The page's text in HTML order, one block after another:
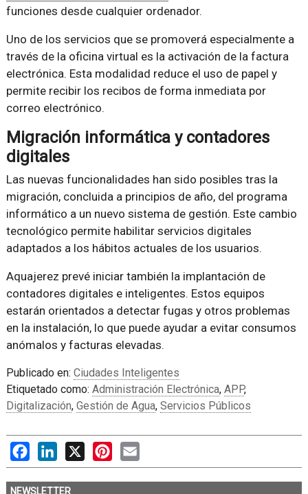
funciones desde cualquier ordenador.
Uno de los servicios que se promoverá especialmente a
través de la oficina virtual es la activación de la factura
electrónica. Esta modalidad reduce el uso de papel y
permite recibir los recibos de forma inmediata por
correo electrónico.
Migración informática y contadores
digitales
Las nuevas funcionalidades han sido posibles tras la
migración, concluida a principios de año, del programa
informático a un nuevo sistema de gestión. Este cambio
tecnológico permite habilitar servicios digitales
adaptados a los hábitos actuales de los usuarios.
Aquajerez prevé iniciar también la implantación de
contadores digitales e inteligentes. Estos equipos
estarán orientados a detectar fugas y otros problemas
en la instalación, lo que puede ayudar a evitar consumos
anómalos y facturas elevadas.
Publicado en: Ciudades Inteligentes
Etiquetado como: Administración Electrónica, APP,
Digitalización, Gestión de Agua, Servicios Públicos
FacebookLinkedIn
X PinterestEmail
NEWSLETTER